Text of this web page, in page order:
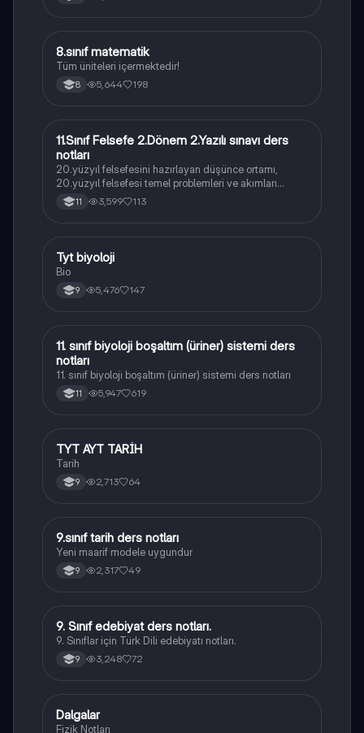
Matematik
8.sınıf matematik
Tüm üniteleri içermektedir!
8 5,644 198
Felsefe
11.Sınıf Felsefe 2.Dönem 2.Yazılı sınavı ders
notları
20.yüzyıl felsefesini hazırlayan düşünce ortamı,
20.yüzyıl felsefesi temel problemleri ve akımları
konularını içermektedir
11 3,599 113
Biyoloji
Tyt biyoloji
Bio
9 5,476 147
Biyoloji
11. sınıf biyoloji boşaltım (üriner) sistemi ders
notları
11. sınıf biyoloji boşaltım (üriner) sistemi ders notları
11 5,947 619
Tarih
TYT AYT TARİH
Tarih
9 2,713 64
Tarih
9.sınıf tarih ders notları
Yeni maarif modele uygundur
9 2,317 49
Türk Dili ve Edebiyatı
9. Sınıf edebiyat ders notları.
9. Sınıflar için Türk Dili edebiyatı notları.
9 3,248 72
Fizik
Dalgalar
Fizik Notları